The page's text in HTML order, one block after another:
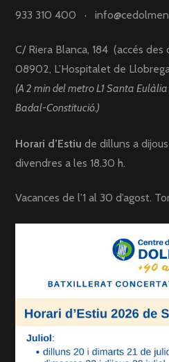
933 310 400 ·
C/ Riera Blanca, 184 (accés
08902, L’Hospitalet de
(A 2 min del metro L1 Santa
Badal-Constitució.)
Horari d’Estiu de dilluns a
divendres a les 18.30 h.
Vacances de l’1 al 30 d’agost.